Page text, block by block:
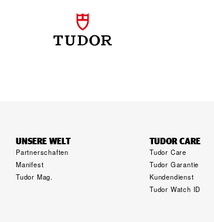
UNSERE WELT
Partnerschaften
Manifest
Tudor Mag.
TUDOR CARE
Tudor Care
Tudor Garantie
Kundendienst
Tudor Watch ID